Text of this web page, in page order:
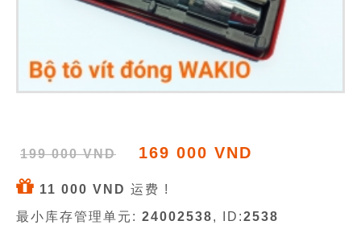
199 000 VND 169 000 VND
11 000 VND 运费 !
最小库存管理单元: 24002538, ID:2538